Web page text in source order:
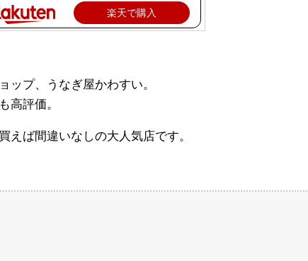
楽天で購入
ップ、うなぎ屋かわすい。
高評価。
えば間違いなしの大人気店です。